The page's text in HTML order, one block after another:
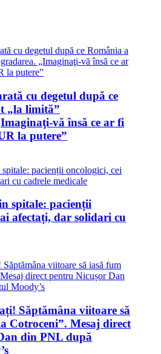
cu degetul după ce
„la limită”
vă însă ce ar fi
la putere”
spitale: pacienții
afectați, dar solidari cu
Săptămâna viitoare să
Cotroceni”. Mesaj direct
din PNL după